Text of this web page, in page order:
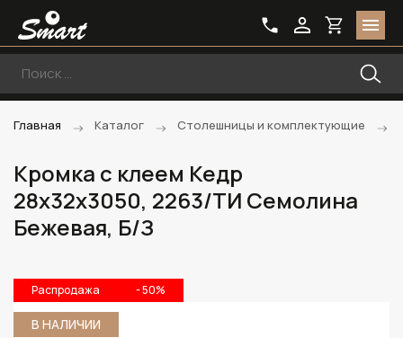
Главная Каталог Столешницы и комплектующие
Кромка с клеем Кедр
28х32х3050, 2263/ТИ Семолина
Бежевая, Б/З
Распродажа - 50%
В НАЛИЧИИ